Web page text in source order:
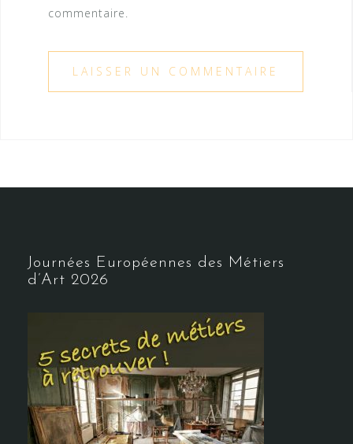
commentaire.
Journées Européennes des Métiers
d’Art 2026